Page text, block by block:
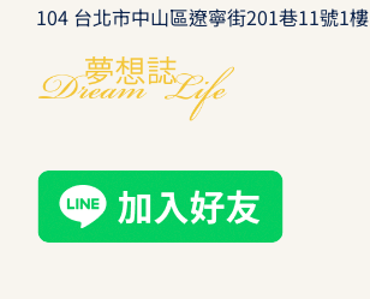
104 台北市中山區遼寧街201巷11號1樓